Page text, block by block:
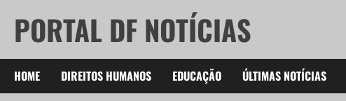
content
PORTAL DF NOTÍCIAS
HOME DIREITOS HUMANOS EDUCAÇÃO ÚLTIMAS NOTÍCIAS